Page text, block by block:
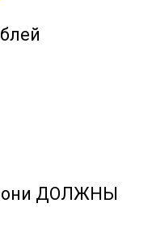
они ДОЛЖНЫ